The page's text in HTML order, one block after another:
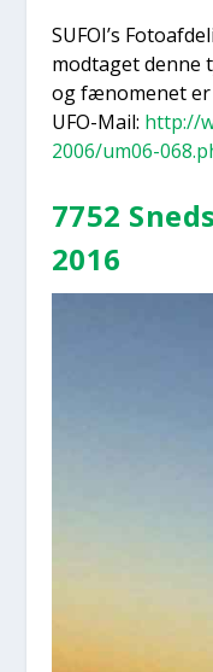
SUFOI’s
mod­ta­get den­ne
og fæno­me­net er
UFO-Mail: http://
2006/um06-
7752
2016